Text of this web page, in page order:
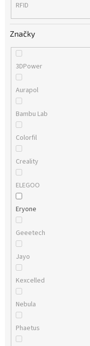
RFID
Značky
3DPower
Aurapol
Bambu Lab
Colorfil
Creality
ELEGOO
Eryone
Geeetech
Jayo
Kexcelled
Nebula
Phaetus